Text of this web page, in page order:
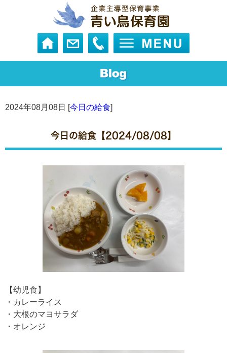
2024年08月08日 [今日の給食]
今日の給食【2024/08/08】
【幼児食】
・カレーライス
・大根のマヨサラダ
・オレンジ